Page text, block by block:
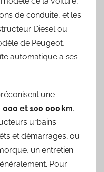
de conduite, et les
Diesel ou
de Peugeot,
automatique a ses
une
000 et 100 000 km.
urbains
et démarrages, ou
un entretien
Pour